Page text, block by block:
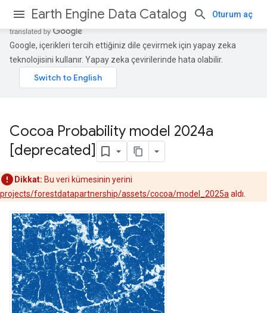
Earth Engine Data Catalog Oturum aç
Google, içerikleri tercih ettiğiniz dile çevirmek için yapay zeka
teknolojisini kullanır. Yapay zeka çevirilerinde hata olabilir.
Cocoa Probability model 2024a
[deprecated]
Dikkat: Bu veri kümesinin yerini
projects/forestdatapartnership/assets/cocoa/model_2025a aldı.